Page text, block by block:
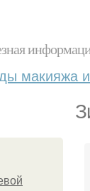
макияжа